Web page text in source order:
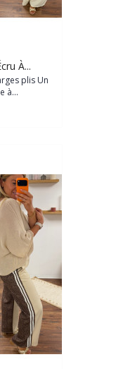
À...
plis Un
à...